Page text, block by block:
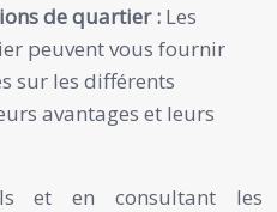
de quartier : Les
peuvent vous fournir
sur les différents
avantages et leurs
et en consultant les